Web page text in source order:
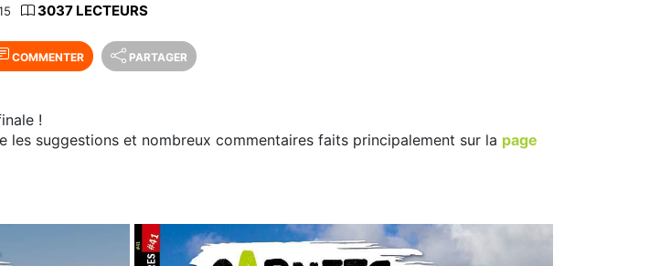
3037 LECTEURS
COMMENTER PARTAGER
!
les suggestions et nombreux commentaires faits principalement sur la page